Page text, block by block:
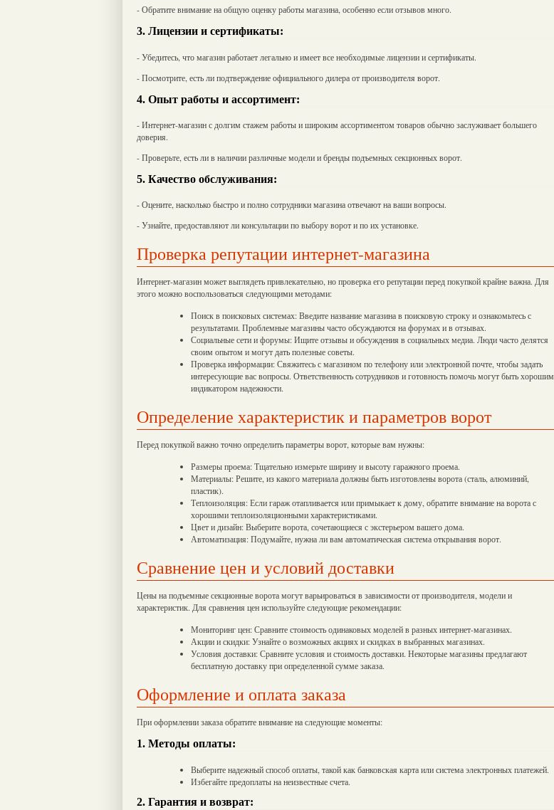
- Обратите внимание на общую оценку работы магазина, особенно если отзывов много.
3. Лицензии и сертификаты:
- Убедитесь, что магазин работает легально и имеет все необходимые лицензии и сертификаты.
- Посмотрите, есть ли подтверждение официального дилера от производителя ворот.
4. Опыт работы и ассортимент:
- Интернет-магазин с долгим стажем работы и широким ассортиментом товаров обычно заслуживает большего
доверия.
- Проверьте, есть ли в наличии различные модели и бренды подъемных секционных ворот.
5. Качество обслуживания:
- Оцените, насколько быстро и полно сотрудники магазина отвечают на ваши вопросы.
- Узнайте, предоставляют ли консультации по выбору ворот и по их установке.
Проверка репутации интернет-магазина
Интернет-магазин может выглядеть привлекательно, но проверка его репутации перед покупкой крайне важна. Для
этого можно воспользоваться следующими методами:
Поиск в поисковых системах: Введите название магазина в поисковую строку и ознакомьтесь с
результатами. Проблемные магазины часто обсуждаются на форумах и в отзывах.
Социальные сети и форумы: Ищите отзывы и обсуждения в социальных медиа. Люди часто делятся
своим опытом и могут дать полезные советы.
Проверка информации: Свяжитесь с магазином по телефону или электронной почте, чтобы задать
интересующие вас вопросы. Ответственность сотрудников и готовность помочь могут быть хорошим
индикатором надежности.
Определение характеристик и параметров ворот
Перед покупкой важно точно определить параметры ворот, которые вам нужны:
Размеры проема: Тщательно измерьте ширину и высоту гаражного проема.
Материалы: Решите, из какого материала должны быть изготовлены ворота (сталь, алюминий,
пластик).
Теплоизоляция: Если гараж отапливается или примыкает к дому, обратите внимание на ворота с
хорошими теплоизоляционными характеристиками.
Цвет и дизайн: Выберите ворота, сочетающиеся с экстерьером вашего дома.
Автоматизация: Подумайте, нужна ли вам автоматическая система открывания ворот.
Сравнение цен и условий доставки
Цены на подъемные секционные ворота могут варьироваться в зависимости от производителя, модели и
характеристик. Для сравнения цен используйте следующие рекомендации:
Мониторинг цен: Сравните стоимость одинаковых моделей в разных интернет-магазинах.
Акции и скидки: Узнайте о возможных акциях и скидках в выбранных магазинах.
Условия доставки: Сравните условия и стоимость доставки. Некоторые магазины предлагают
бесплатную доставку при определенной сумме заказа.
Оформление и оплата заказа
При оформлении заказа обратите внимание на следующие моменты:
1. Методы оплаты:
Выберите надежный способ оплаты, такой как банковская карта или система электронных платежей.
Избегайте предоплаты на неизвестные счета.
2. Гарантия и возврат: